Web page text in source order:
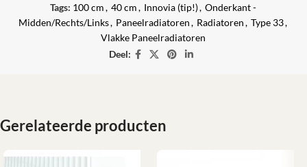
Tags: 100 cm , 40 cm , Innovia (tip!), Onderkant -
Midden/Rechts/Links, Paneelradiatoren, Radiatoren, Type 33,
Vlakke Paneelradiatoren
Deel:
Gerelateerde producten